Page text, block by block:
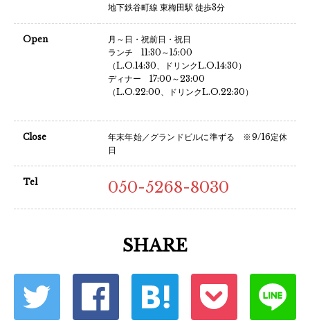
地下鉄谷町線 東梅田駅 徒歩3分
Open
月～日・祝前日・祝日
ランチ 11:30～15:00
（L.O.14:30、ドリンクL.O.14:30）
ディナー 17:00～23:00
（L.O.22:00、ドリンクL.O.22:30）
Close
年末年始／グランドビルに準ずる ※9/16定休
日
Tel 050-5268-8030
SHARE